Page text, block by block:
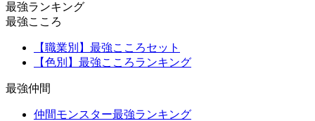
最強ランキング
最強こころ
【職業別】最強こころセット
【色別】最強こころランキング
最強仲間
仲間モンスター最強ランキング